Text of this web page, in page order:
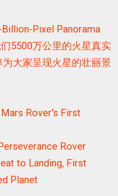
Pixel Panorama
5500万公里的火星真实
大家呈现火星的壮丽景
Rover's First
Rover
to Landing, First
Planet